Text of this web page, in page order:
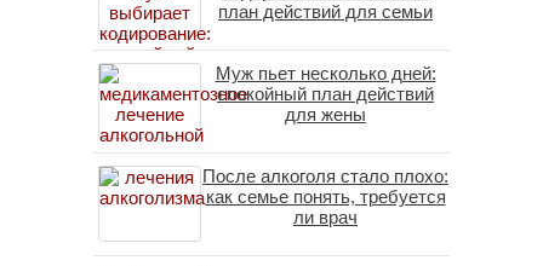
план действий для семьи
Муж пьет несколько дней:
спокойный план действий
для жены
После алкоголя стало плохо:
как семье понять, требуется
ли врач